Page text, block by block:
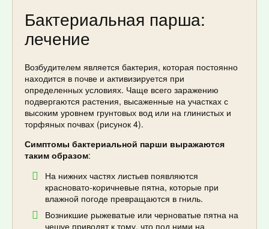
Бактериальная парша:
лечение
Возбудителем является бактерия, которая постоянно
находится в почве и активизируется при
определенных условиях. Чаще всего заражению
подвергаются растения, высаженные на участках с
высоким уровнем грунтовых вод или на глинистых и
торфяных почвах (рисунок 4).
Симптомы бактериальной парши выражаются
таким образом:
На нижних частях листьев появляются
красновато-коричневые пятна, которые при
влажной погоде превращаются в гниль.
Возникшие рыжеватые или черноватые пятна на
чешуе приводят к тому, что под ними на